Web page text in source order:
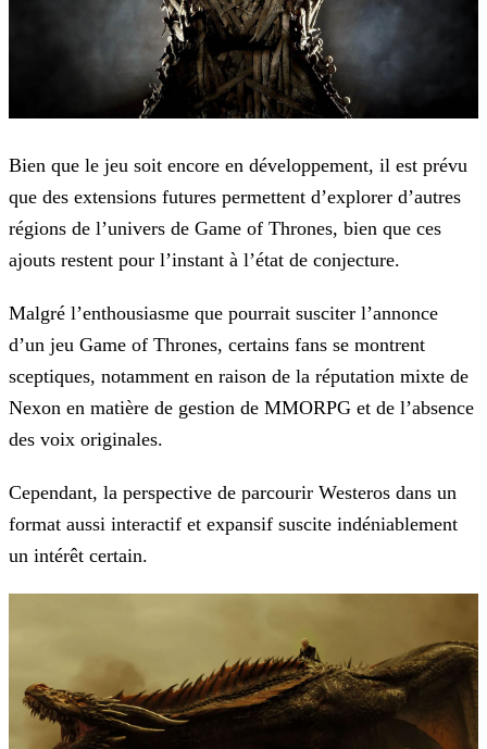
Bien que le jeu soit encore en développement, il est prévu
que des extensions futures permettent d’explorer d’autres
régions de l’univers de Game of Thrones, bien que ces
ajouts restent pour l’instant à l’état de conjecture.
Malgré l’enthousiasme que pourrait susciter l’annonce
d’un jeu Game of Thrones, certains fans se montrent
sceptiques, notamment en raison de la réputation mixte de
Nexon en matière de gestion de MMORPG et de l’absence
des voix originales.
Cependant, la perspective de parcourir Westeros dans un
format aussi interactif et expansif suscite indéniablement
un intérêt certain.